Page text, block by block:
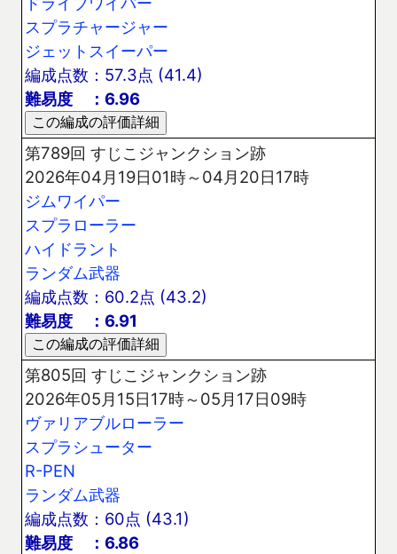
スプラチャージャー
ジェットスイーパー
編成点数：57.3点 (41.4)
難易度 ：6.96
第789回 すじこジャンクション跡
2026年04月19日01時～04月20日17時
ジムワイパー
スプラローラー
ハイドラント
ランダム武器
編成点数：60.2点 (43.2)
難易度 ：6.91
第805回 すじこジャンクション跡
2026年05月15日17時～05月17日09時
ヴァリアブルローラー
スプラシューター
R-PEN
ランダム武器
編成点数：60点 (43.1)
難易度 ：6.86